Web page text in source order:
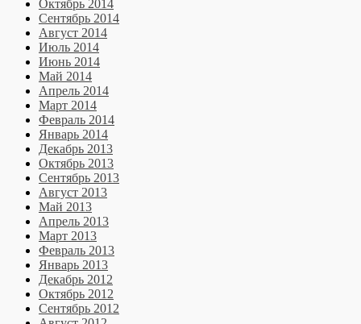
Октябрь 2014
Сентябрь 2014
Август 2014
Июль 2014
Июнь 2014
Май 2014
Апрель 2014
Март 2014
Февраль 2014
Январь 2014
Декабрь 2013
Октябрь 2013
Сентябрь 2013
Август 2013
Май 2013
Апрель 2013
Март 2013
Февраль 2013
Январь 2013
Декабрь 2012
Октябрь 2012
Сентябрь 2012